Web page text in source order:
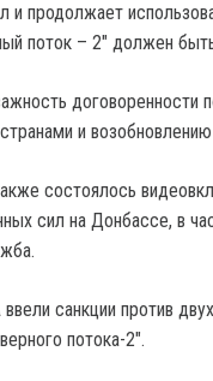
и продолжает
поток – 2" должен
договоренности
и
состоялось
сил на Донбассе, в
санкции против
потока-2".